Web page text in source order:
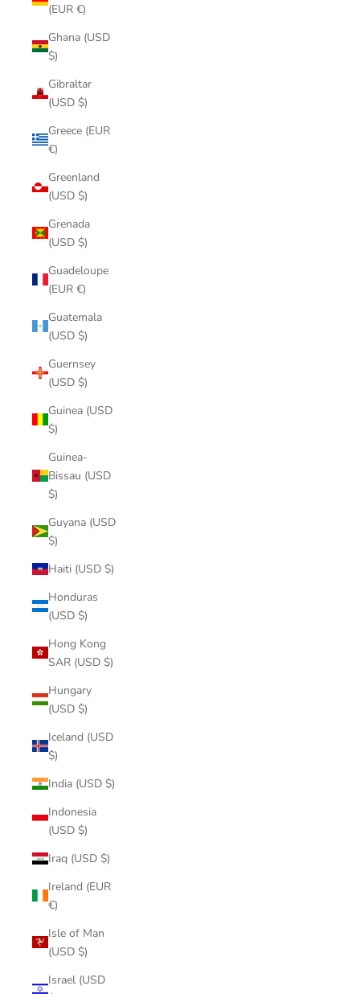
(EUR €)
Ghana (USD
$)
Gibraltar
(USD $)
Greece (EUR
€)
Greenland
(USD $)
Grenada
(USD $)
Guadeloupe
(EUR €)
Guatemala
(USD $)
Guernsey
(USD $)
Guinea (USD
$)
Guinea-
Bissau (USD
$)
Guyana (USD
$)
Haiti (USD $)
Honduras
(USD $)
Hong Kong
SAR (USD $)
Hungary
(USD $)
Iceland (USD
$)
India (USD $)
Indonesia
(USD $)
Iraq (USD $)
Ireland (EUR
€)
Isle of Man
(USD $)
Israel (USD